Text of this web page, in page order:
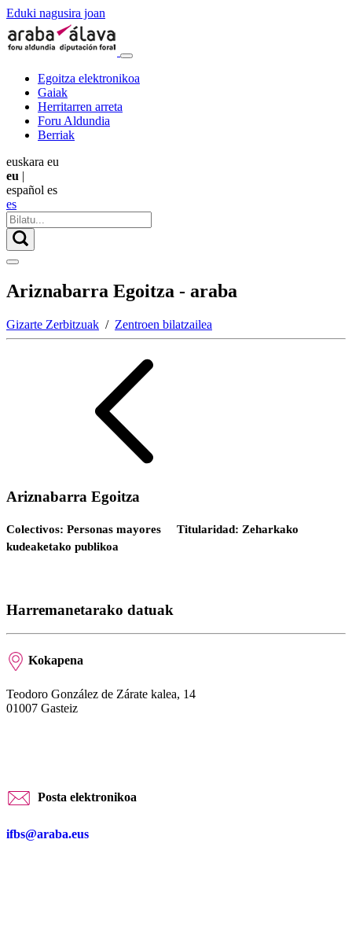
Eduki nagusira joan
Egoitza elektronikoa
Gaiak
Herritarren arreta
Foru Aldundia
Berriak
euskara eu
eu |
español es
es
Ariznabarra Egoitza - araba
Gizarte Zerbitzuak / Zentroen bilatzailea
Ariznabarra Egoitza
Colectivos: Personas mayores
Titularidad: Zeharkako
kudeaketako publikoa
Harremanetarako datuak
Kokapena
Teodoro González de Zárate kalea, 14
01007 Gasteiz
Posta elektronikoa
ifbs@araba.eus